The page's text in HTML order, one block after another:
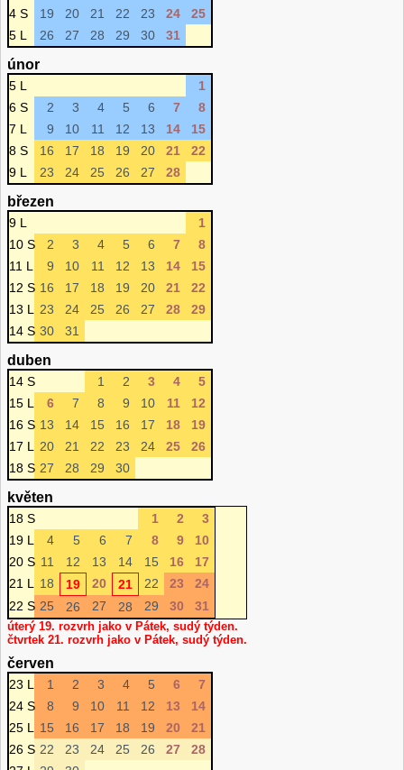
4 S
19 20 21 22 23 24
25
5 L
26 27 28 29 30 31
únor
5 L
1
6 S
2 3 4 5 6 7
8
7 L
9 10 11 12 13 14
15
8 S
16 17 18 19 20 21
22
9 L
23 24 25 26 27 28
březen
9 L
1
10 S
2 3 4 5 6 7
8
11 L
9 10 11 12 13 14
15
12 S 16 17 18 19 20 21
22
13 L
23 24 25 26 27 28
29
14 S 30 31
duben
14 S 1 2 3 4
5
15 L
6 7 8 9 10 11
12
16 S 13 14 15 16 17 18
19
17 L
20 21 22 23 24 25
26
18 S 27 28 29 30
květen
18 S 1 2
3
19 L
4 5 6 7 8 9
10
20 S 11 12 13 14 15 16
17
21 L
18 19 20 21 22 23
24
22 S 25 26 27 28 29 30 31
úterý 19. rozvrh jako v Pátek, sudý týden.
čtvrtek 21. rozvrh jako v Pátek, sudý týden.
červen
23 L 1 2 3 4 5 6
7
24 S
8 9 10 11 12 13
14
25 L
15 16 17 18 19 20
21
26 S 22 23 24 25 26 27
28